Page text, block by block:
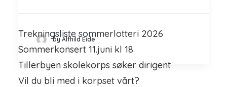
by Alfhild Eide
Trekningsliste sommerlotteri 2026
Sommerkonsert 11.juni kl 18
Tillerbyen skolekorps søker dirigent
Vil du bli med i korpset vårt?